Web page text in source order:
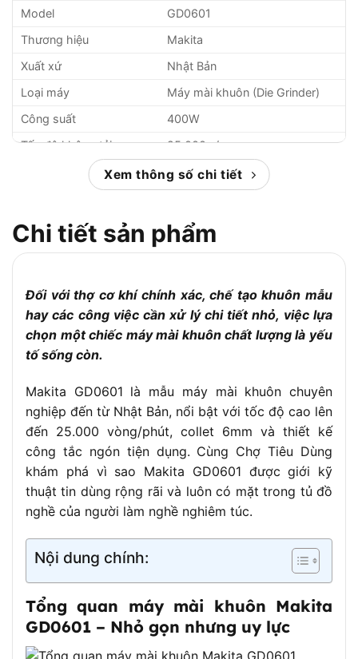
Model
GD0601
Thương hiệu
Makita
Xuất xứ
Nhật Bản
Loại máy
Máy mài khuôn (Die Grinder)
Công suất
400W
Tốc độ không tải
25.000 v/p
Khả năng chấu bóp
3 – 6 mm
Chiều dài trục tối đa
46 mm
Độ dài dây dẫn
2.5 m
Kích thước (D x R x C)
359 x 82 x 82 mm
Trọng lượng
1.68 kg
Tính năng nổi bật
– Cách điện kép
– Thiết kế nòng dài
– Thân máy thon gọn, dễ
cầm
Phụ kiện đi kèm
Cờ lê (không kèm mũi mài)
Thời gian bảo hành
6 – 12 tháng (tùy nhà cung cấp)
Xem thông số chi tiết
Chi tiết sản phẩm
Đối với thợ cơ khí chính xác, chế tạo khuôn mẫu
hay các công việc cần xử lý chi tiết nhỏ, việc lựa
chọn một chiếc máy mài khuôn chất lượng là yếu
tố sống còn.
Makita GD0601 là mẫu máy mài khuôn chuyên
nghiệp đến từ Nhật Bản, nổi bật với tốc độ cao lên
đến 25.000 vòng/phút, collet 6mm và thiết kế
công tắc ngón tiện dụng. Cùng Chợ Tiêu Dùng
khám phá vì sao Makita GD0601 được giới kỹ
thuật tin dùng rộng rãi và luôn có mặt trong tủ đồ
nghề của người làm nghề nghiêm túc.
Nội dung chính:
Tổng quan máy mài khuôn Makita
GD0601 – Nhỏ gọn nhưng uy lực